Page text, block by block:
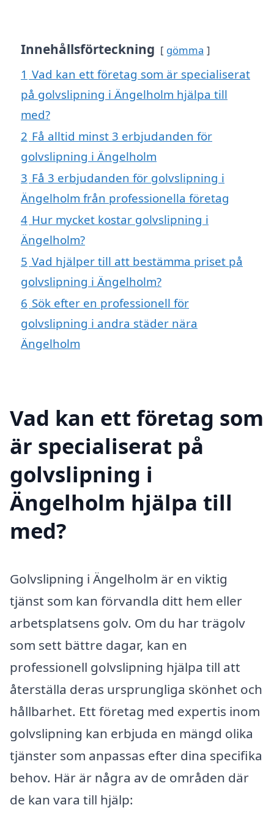
Innehållsförteckning gömma
1 Vad kan ett företag som är specialiserat
på golvslipning i Ängelholm hjälpa till
med?
2 Få alltid minst 3 erbjudanden för
golvslipning i Ängelholm
3 Få 3 erbjudanden för golvslipning i
Ängelholm från professionella företag
4 Hur mycket kostar golvslipning i
Ängelholm?
5 Vad hjälper till att bestämma priset på
golvslipning i Ängelholm?
6 Sök efter en professionell för
golvslipning i andra städer nära
Ängelholm
Vad kan ett företag som
är specialiserat på
golvslipning i
Ängelholm hjälpa till
med?
Golvslipning i Ängelholm är en viktig
tjänst som kan förvandla ditt hem eller
arbetsplatsens golv. Om du har trägolv
som sett bättre dagar, kan en
professionell golvslipning hjälpa till att
återställa deras ursprungliga skönhet och
hållbarhet. Ett företag med expertis inom
golvslipning kan erbjuda en mängd olika
tjänster som anpassas efter dina specifika
behov. Här är några av de områden där
de kan vara till hjälp: